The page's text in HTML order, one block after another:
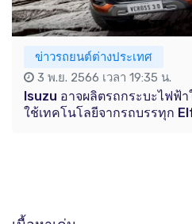
ข่าวรถยนต์ต่างประเทศ
3 พ.ย. 2566 เวลา 19:35 น.
Isuzu อาจผลิตรถกระบะไฟฟ้
ใช้เทคโนโลยีจากรถบรรทุก